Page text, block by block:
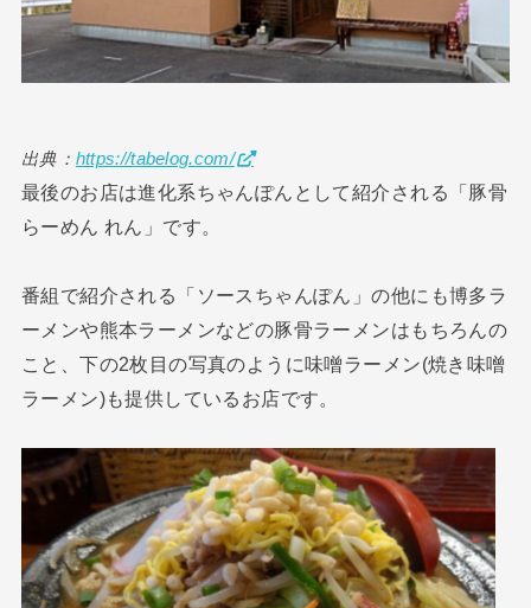
出典： https://tabelog.com/
最後のお店は進化系ちゃんぽんとして紹介される「豚骨
らーめん れん」です。
番組で紹介される「ソースちゃんぽん」の他にも博多ラ
ーメンや熊本ラーメンなどの豚骨ラーメンはもちろんの
こと、下の2枚目の写真のように味噌ラーメン(焼き味噌
ラーメン)も提供しているお店です。